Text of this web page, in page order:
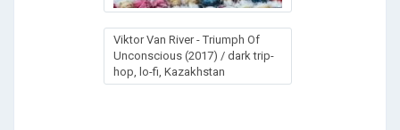
Viktor Van River - Triumph Of
Unconscious (2017) / dark trip-
hop, lo-fi, Kazakhstan